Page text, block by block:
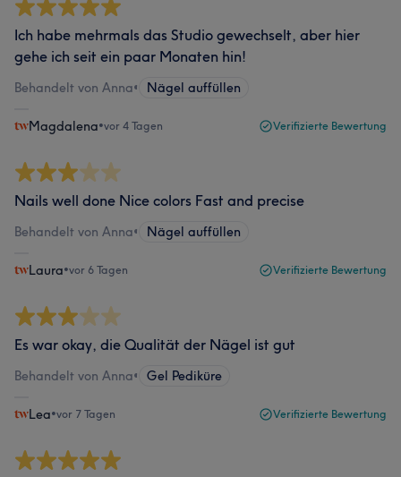
Ich habe mehrmals das Studio gewechselt, aber hier
gehe ich seit ein paar Monaten hin!
Behandelt von Anna• Nägel auffüllen
Magdalena•vor 4 Tagen Verifizierte Bewertung
Nails well done Nice colors Fast and precise
Behandelt von Anna• Nägel auffüllen
Laura•vor 6 Tagen Verifizierte Bewertung
Es war okay, die Qualität der Nägel ist gut
Behandelt von Anna• Gel Pediküre
Lea•vor 7 Tagen Verifizierte Bewertung